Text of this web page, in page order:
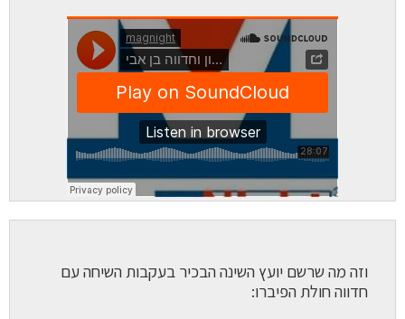
וזה מה שרשם יועץ השינה הבכיר בעקבות השיחה עם
חדווה חולת הפיברו: